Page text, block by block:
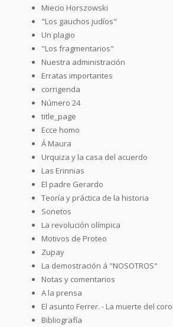
Miecio Horszowski
"Los gauchos judíos"
Un plagio
"Los fragmentarios"
Nuestra administración
Erratas importantes
corrigenda
Número 24
title_page
Ecce homo
Á Maura
Urquiza y la casa del acuerdo
Las Erinnias
El padre Gerardo
Teoría y práctica de la historia
Sonetos
La revolución olímpica
Motivos de Proteo
Zupay
La demostración á "NOSOTROS"
Notas y comentarios
A la prensa
El asunto Ferrer. - La muerte del
Bibliografía